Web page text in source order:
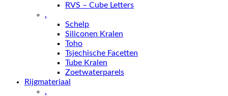
RVS – Cube Letters
.
Schelp
Siliconen Kralen
Toho
Tsjechische Facetten
Tube Kralen
Zoetwaterparels
Rijgmateriaal
.